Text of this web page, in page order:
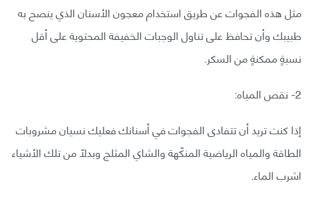
مثل هذه الفجوات عن طريق استخدام معجون الأسنان الذي ينصح به
طبيبك وأن تحافظ على تناول الوجبات الخفيفة المحتوية على أقل
نسبةٍ ممكنةٍ من السكر.
2- نقص المياه:
إذا كنت تريد أن تتفادى الفجوات في أسنانك فعليك نسيان مشروبات
الطاقة والمياه الرياضية المنكّهة والشاي المثلج وبدلًا من تلك الأشياء
اشرب الماء.